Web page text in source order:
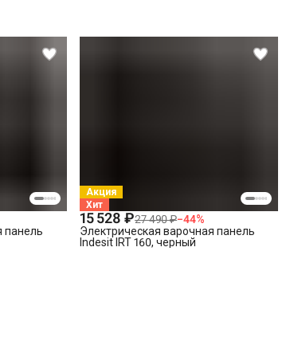
панель
Акция
Хит
15 528 ₽27 490 ₽−44%
Электрическая варочная панель
Indesit IRT 160, черный